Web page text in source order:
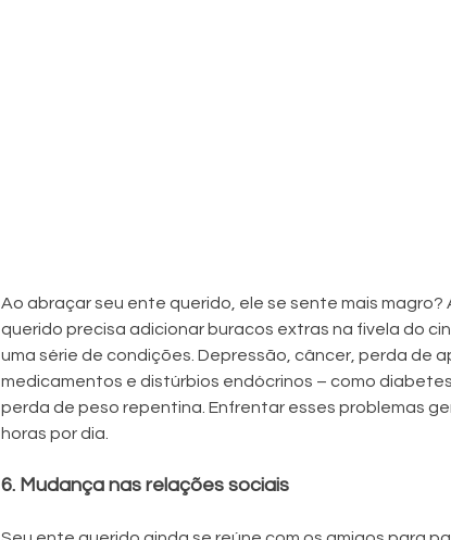
Ao abraçar seu ente querido, ele se sente mais
querido precisa adicionar buracos extras na fivela do
uma série de condições. Depressão, câncer, perda de
medicamentos e distúrbios endócrinos – como
perda de peso repentina. Enfrentar esses problemas
horas por dia.
6. Mudança nas relações sociais